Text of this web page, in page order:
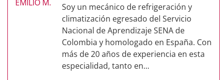
Soy un mecánico de refrigeración y
climatización egresado del Servicio
Nacional de Aprendizaje SENA de
Colombia y homologado en España. Con
más de 20 años de experiencia en esta
especialidad, tanto en...